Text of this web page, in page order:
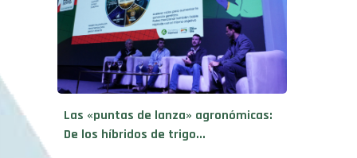
Las «puntas de lanza» agronómicas:
De los híbridos de trigo...